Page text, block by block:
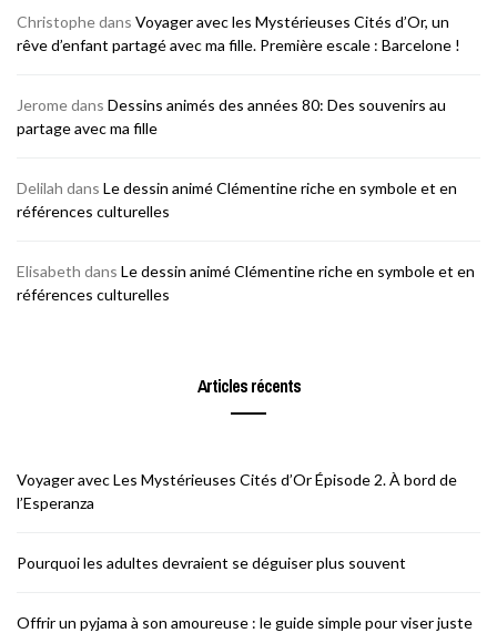
Christophedans Voyager avec les Mystérieuses Cités d’Or, un
rêve d’enfant partagé avec ma fille. Première escale : Barcelone !
Jeromedans Dessins animés des années 80: Des souvenirs au
partage avec ma fille
Delilah dans Le dessin animé Clémentine riche en symbole et en
références culturelles
Elisabeth dans Le dessin animé Clémentine riche en symbole et en
références culturelles
Articles récents
Voyager avec Les Mystérieuses Cités d’Or Épisode 2. À bord de
l’Esperanza
Pourquoi les adultes devraient se déguiser plus souvent
Offrir un pyjama à son amoureuse : le guide simple pour viser juste